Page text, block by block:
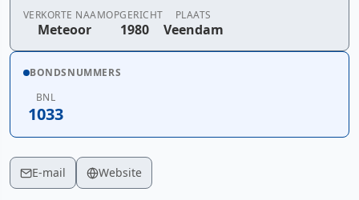
VERKORTE NAAM
Meteoor
OPGERICHT
1980
PLAATS
Veendam
BONDSNUMMERS
BNL
1033
E-mail Website